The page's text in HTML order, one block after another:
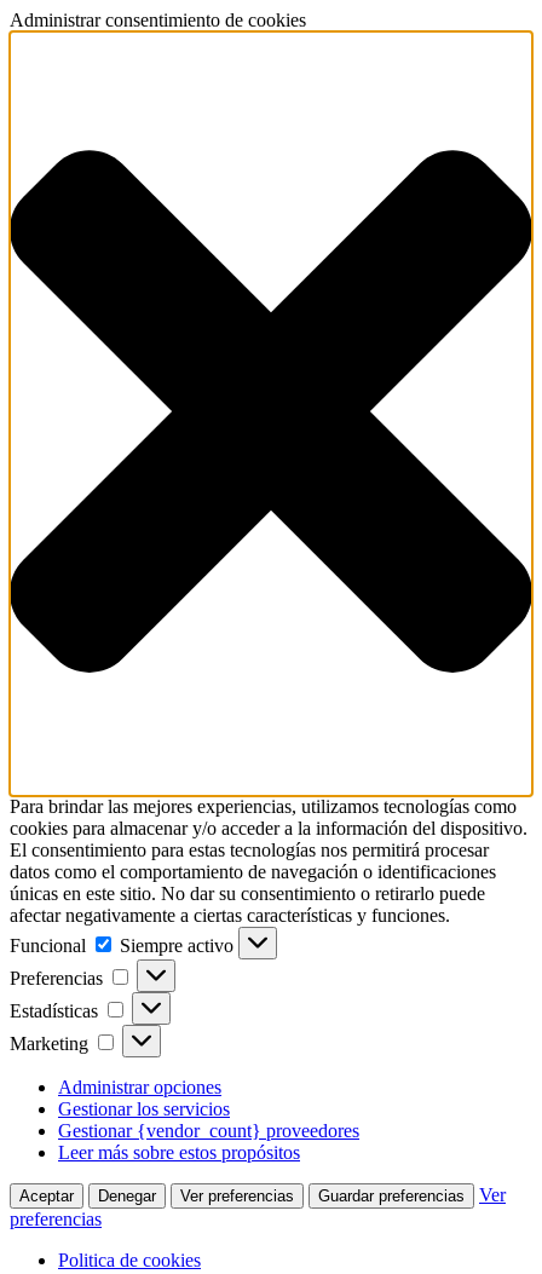
Administrar consentimiento de cookies
Para brindar las mejores experiencias, utilizamos tecnologías como
cookies para almacenar y/o acceder a la información del dispositivo.
El consentimiento para estas tecnologías nos permitirá procesar
datos como el comportamiento de navegación o identificaciones
únicas en este sitio. No dar su consentimiento o retirarlo puede
afectar negativamente a ciertas características y funciones.
Funcional
Funcional
Siempre activo
Preferencias
Preferencias
Estadísticas Estadísticas
Marketing Marketing
Administrar opciones
Gestionar los servicios
Gestionar {vendor_count} proveedores
Leer más sobre estos propósitos
Aceptar Denegar Ver preferencias Guardar preferencias
Ver
preferencias
Politica de cookies